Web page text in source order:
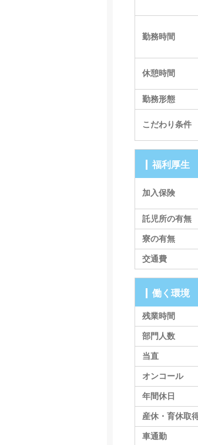
勤務時間
休憩時間
勤務形態
こだわり条件
福利厚生
加入保険
託児所の有無
寮の有無
交通費
働く環境
残業時間
部門人数
当直
オンコール
年間休日
産休・育休取
車通勤